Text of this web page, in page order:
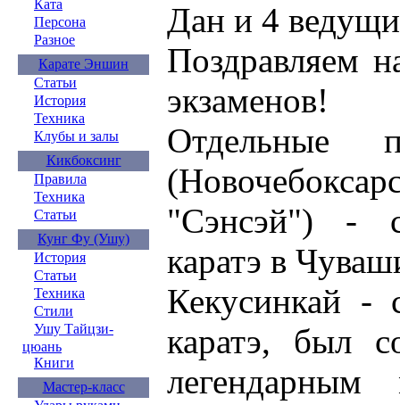
Ката
Персона
Разное
Карате Эншин
Статьи
История
Техника
Клубы и залы
Кикбоксинг
Правила
Техника
Статьи
Кунг Фу (Ушу)
История
Статьи
Техника
Стили
Ушу Тайцзи-
цюань
Книги
Мастер-класс
Дан и 4
Поздравляем
экзаменов!
Отдельные
"Сэнсэй") -
каратэ в
Кекусинкай -
каратэ, был